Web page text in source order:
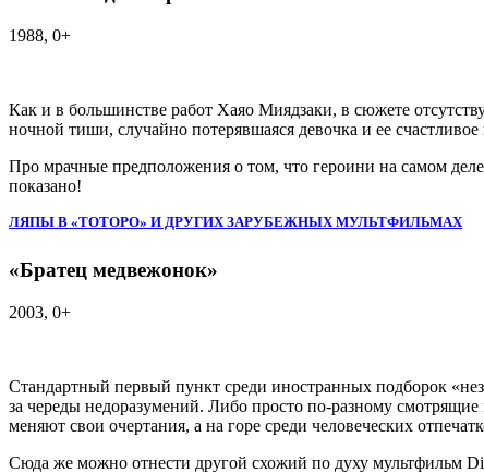
1988, 0+
Как и в большинстве работ Хаяо Миядзаки, в сюжете
ночной тиши, случайно потерявшаяся девочка и ее
Про мрачные предположения о том, что героини на самом
показано!
ЛЯПЫ В «ТОТОРО» И ДРУГИХ ЗАРУБЕЖНЫХ МУЛЬТФИЛЬМАХ
«Братец медвежонок»
2003, 0+
Стандартный первый пункт среди иностранных подборок
за череды недоразумений. Либо просто по-разному
меняют свои очертания, а на горе среди человеческих
Сюда же можно отнести другой схожий по духу мультфильм